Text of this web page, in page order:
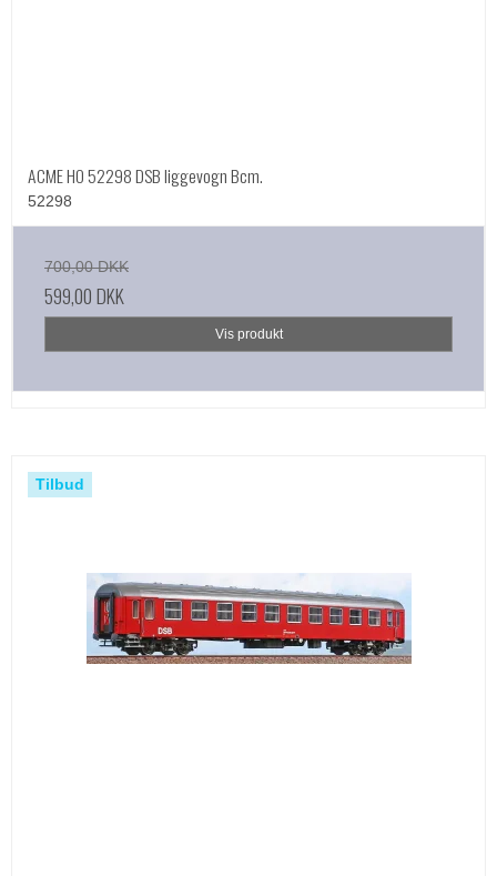
ACME HO 52298 DSB liggevogn Bcm.
52298
700,00 DKK
599,00 DKK
Vis produkt
Tilbud